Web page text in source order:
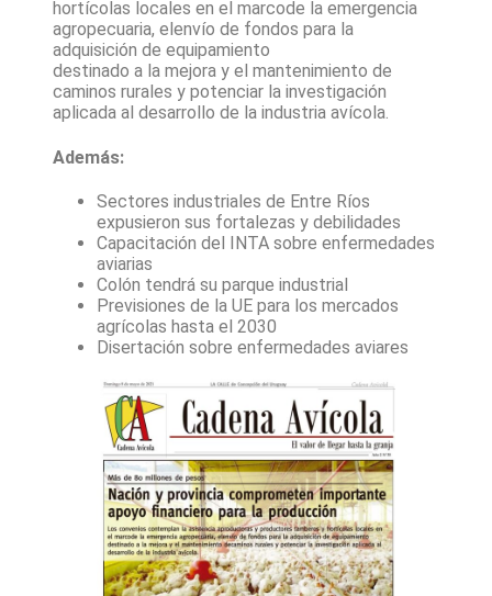
hortícolas locales en el marcode la emergencia
agropecuaria, elenvío de fondos para la
adquisición de equipamiento
destinado a la mejora y el mantenimiento de
caminos rurales y potenciar la investigación
aplicada al desarrollo de la industria avícola.
Además:
Sectores industriales de Entre Ríos
expusieron sus fortalezas y debilidades
Capacitación del INTA sobre enfermedades
aviarias
Colón tendrá su parque industrial
Previsiones de la UE para los mercados
agrícolas hasta el 2030
Disertación sobre enfermedades aviares